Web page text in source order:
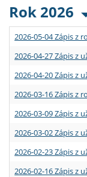
Rok 2026
2026-05-04 Zápis z
2026-04-27 Zápis z
2026-04-20 Zápis z
2026-03-16 Zápis z
2026-03-09 Zápis z
2026-03-02 Zápis z
2026-02-23 Zápis z
2026-02-16 Zápis z